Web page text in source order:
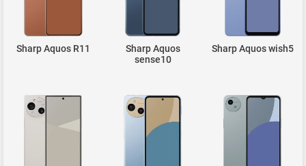
Sharp Aquos R11
Sharp Aquos
sense10
Sharp Aquos wish5